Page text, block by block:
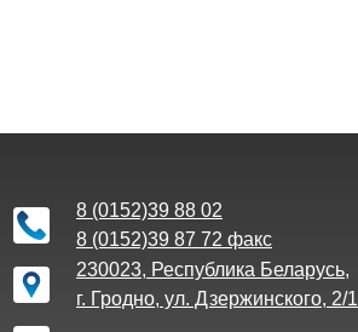
230023, Республика Беларусь,
г. Гродно, ул. Дзержинского, 2/1
8 (0152)39 88 02
8 (0152)39 87 72 факс